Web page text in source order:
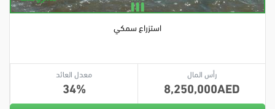
استزراع سمكي
رأس المال
8,250,000
معدل العائد
34